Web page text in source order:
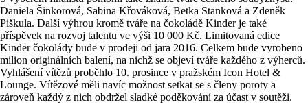
Daniela Šinkorová, Sabina Křováková, Betka Stanková a Zdeněk
Piškula. Další výhrou kromě tváře na čokoládě Kinder je také
příspěvek na rozvoj talentu ve výši 10 000 Kč. Limitovaná edice
Kinder čokolády bude v prodeji od jara 2016. Celkem bude vyrobeno
milion originálních balení, na nichž se objeví tváře každého z výherců.
Vyhlášení vítězů proběhlo 10. prosince v pražském Icon Hotel &
Lounge. Vítězové měli navíc možnost setkat se s členy poroty a
zároveň každý z nich obdržel sladké poděkování za účast v soutěži.